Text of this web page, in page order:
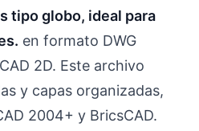
tipo globo, ideal para
en formato DWG
2D. Este archivo
y capas organizadas,
2004+ y BricsCAD.